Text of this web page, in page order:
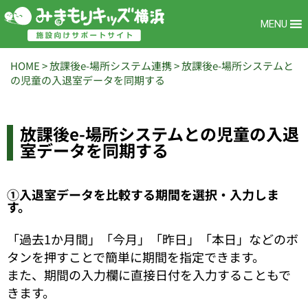
MENU
HOME>放課後e-場所システム連携>放課後e-場所システムと
の児童の入退室データを同期する
放課後e-場所システムとの児童の入退
室データを同期する
①入退室データを比較する期間を選択・入力しま
す。
「過去1か月間」「今月」「昨日」「本日」などのボ
タンを押すことで簡単に期間を指定できます。
また、期間の入力欄に直接日付を入力することもで
きます。